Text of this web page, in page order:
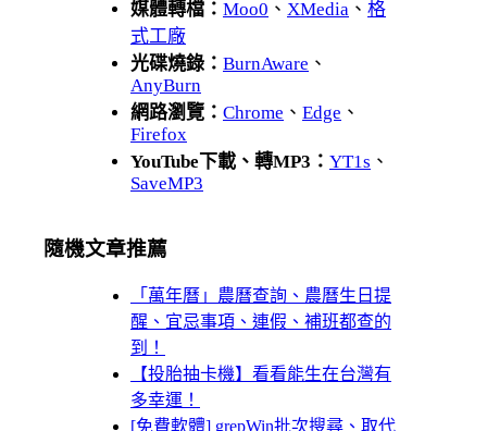
媒體轉檔： Moo0 、 XMedia 、 格
式工廠
光碟燒錄： BurnAware 、
AnyBurn
網路瀏覽： Chrome 、 Edge 、
Firefox
YouTube下載、轉MP3： YT1s 、
SaveMP3
隨機文章推薦
「萬年曆」農曆查詢、農曆生日提
醒、宜忌事項、連假、補班都查的
到！
【投胎抽卡機】看看能生在台灣有
多幸運！
[免費軟體] grepWin批次搜尋、取代